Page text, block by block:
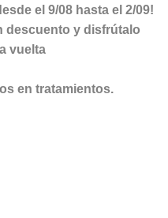
el 9/08 hasta el 2/09!
descuento y disfrútalo
vuelta
en tratamientos.